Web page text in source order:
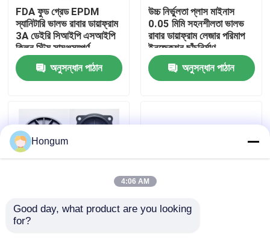
কারখানা পরিদর্শন
গুণমান নিয়ন্ত্রণ
খবর
মামলা
একটি উদ্ধৃতি অনুরোধ করুন
FDA ফুড গ্রেড EPDM
স্যানিটারি ভালভ রাবার ডায়াফ্রাম
3A ডেইরি সিআইপি এসআইপি
ক্লিন স্টিম সামঞ্জস্যপূর্ণ
অনুসন্ধান পাঠান
উচ্চ নির্ভুলতা প্লাস মাইনাস
0.05 মিমি সহনশীলতা ভালভ
রাবার ডায়াফ্রাম লেজার পরিমাপ
ইনজেকশন ছাঁচনির্মাণ
অনুসন্ধান পাঠান
কম MOQ 10 পিস
Hongum
4:06 AM
Good day, what product are you looking
for?